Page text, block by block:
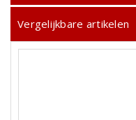
Vergelijkbare artikelen